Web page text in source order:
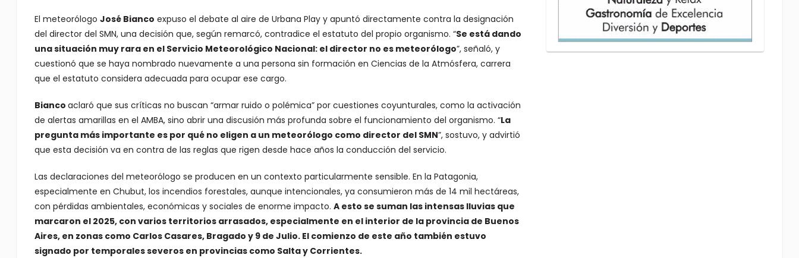
El meteorólogo José Bianco expuso el debate al aire de Urbana Play y apuntó directamente contra la designación
del director del SMN, una decisión que, según remarcó, contradice el estatuto del propio organismo. “Se está dando
una situación muy rara en el Servicio Meteorológico Nacional: el director no es meteorólogo”, señaló, y
cuestionó que se haya nombrado nuevamente a una persona sin formación en Ciencias de la Atmósfera, carrera
que el estatuto considera adecuada para ocupar ese cargo.
Bianco aclaró que sus críticas no buscan “armar ruido o polémica” por cuestiones coyunturales, como la activación
de alertas amarillas en el AMBA, sino abrir una discusión más profunda sobre el funcionamiento del organismo. “La
pregunta más importante es por qué no eligen a un meteorólogo como director del SMN”, sostuvo, y advirtió
que esta decisión va en contra de las reglas que rigen desde hace años la conducción del servicio.
Las declaraciones del meteorólogo se producen en un contexto particularmente sensible. En la Patagonia,
especialmente en Chubut, los incendios forestales, aunque intencionales, ya consumieron más de 14 mil hectáreas,
con pérdidas ambientales, económicas y sociales de enorme impacto. A esto se suman las intensas lluvias que
marcaron el 2025, con varios territorios arrasados, especialmente en el interior de la provincia de Buenos
Aires, en zonas como Carlos Casares, Bragado y 9 de Julio. El comienzo de este año también estuvo
signado por temporales severos en provincias como Salta y Corrientes.